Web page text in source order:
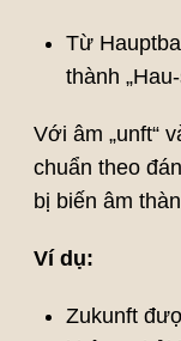
Từ
thành
Với âm „unft“
chuẩn theo
bị biến âm
Ví dụ:
Zukunft